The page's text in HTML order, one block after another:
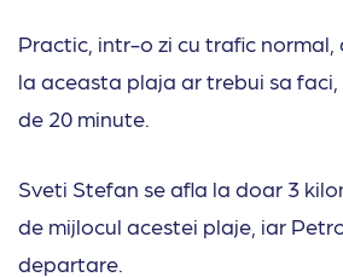
Practic, intr-o zi cu trafic normal,
la aceasta plaja ar trebui sa faci,
de 20 minute.
Sveti Stefan se afla la doar 3
de mijlocul acestei plaje, iar
departare.